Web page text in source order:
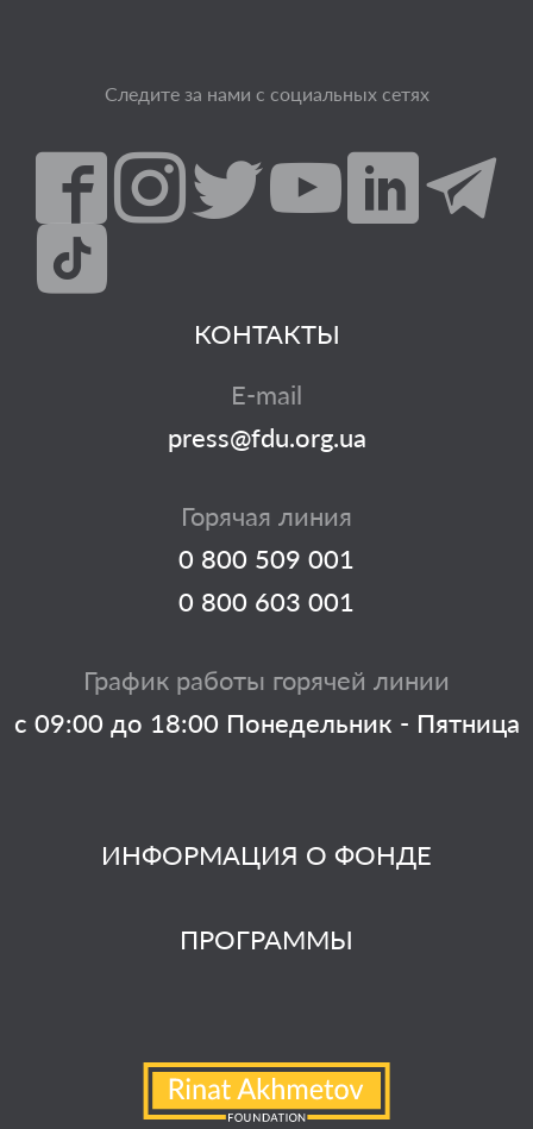
Следите за нами с социальных сетях
ИНФОРМАЦИЯ О ФОНДЕ
ПРОГРАММЫ
КОНТАКТЫ
E-mail
press@fdu.org.ua
Горячая линия
0 800 509 001
0 800 603 001
График работы горячей линии
с 09:00 до 18:00 Понедельник - Пятница